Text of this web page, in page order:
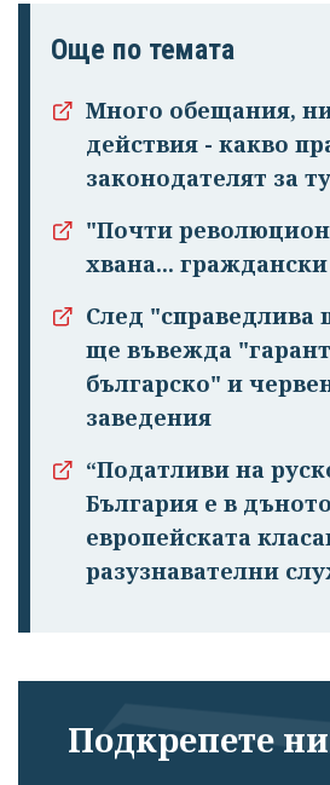
Още по темата
Много обещания,
действия - какво
законодателят за
"Почти
хвана...
След "справедлива
ще въвежда
българско" и
заведения
“Податливи на
България е в
европейската
разузнавателни
Подкрепете ни